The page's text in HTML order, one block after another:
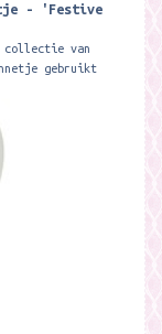
- 'Festive
collectie van
gebruikt